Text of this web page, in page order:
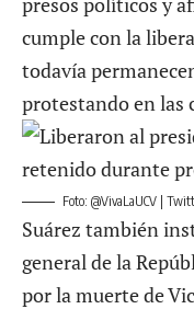
cumple con la
todavía
protestando en las
Foto: @VivaLaUCV |
Suárez también
general de la
por la muerte de